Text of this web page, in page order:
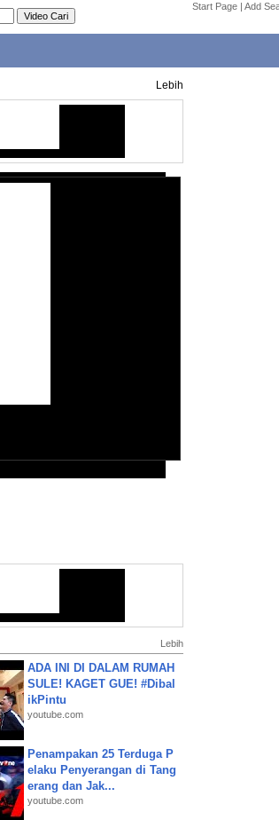
Start Page | Add
Lebih
Lebih
ADA INI DI DALAM RUMAH
SULE! KAGET GUE! #Dibal
ikPintu
youtube.com
Penampakan 25 Terduga P
elaku Penyerangan di Tang
erang dan Jak...
youtube.com